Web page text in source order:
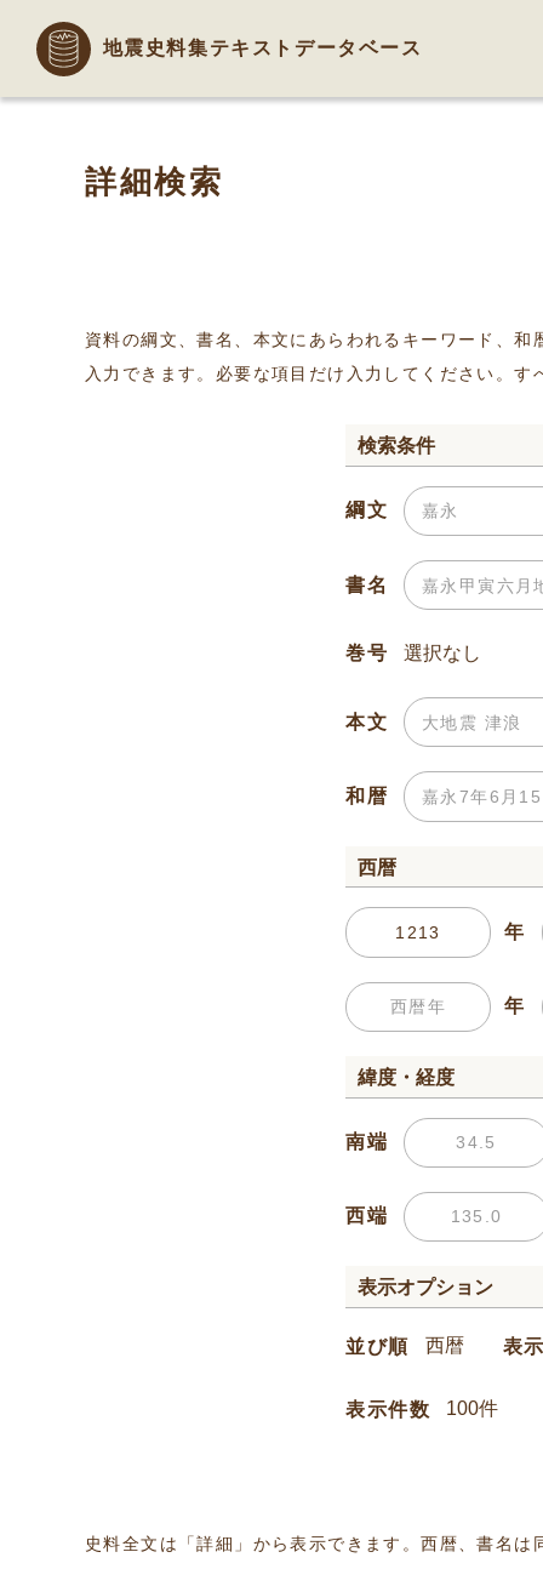
地震史料集テキストデータベース
詳細検索
資料の綱文、書名、本文にあらわれるキーワード、
入力できます。必要な項目だけ入力してください。
検索条件
綱文
書名
巻号
本文
和暦
西暦
年
年
緯度・経度
南端
西端
表示オプション
並び順 表
表示件数
史料全文は「詳細」から表示できます。西暦、書名